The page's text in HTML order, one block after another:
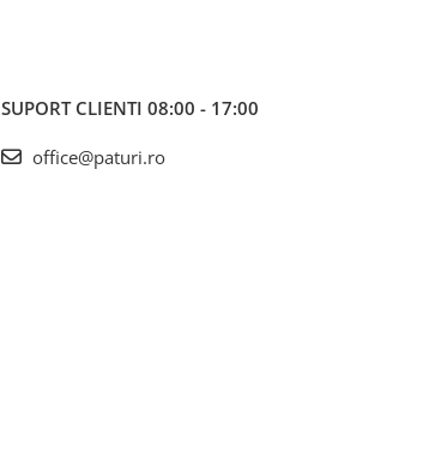
SUPORT CLIENTI 08:00 - 17:00
office@paturi.ro